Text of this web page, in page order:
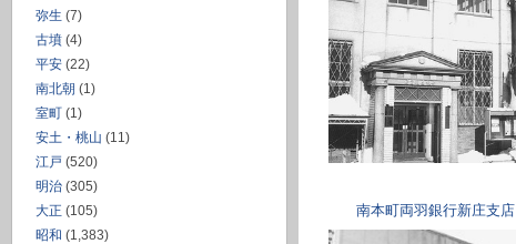
弥生 (7)
古墳 (4)
平安 (22)
南北朝 (1)
室町 (1)
安土・桃山 (11)
江戸 (520)
明治 (305)
大正 (105)
昭和 (1,383)
南本町両羽銀行新庄支店